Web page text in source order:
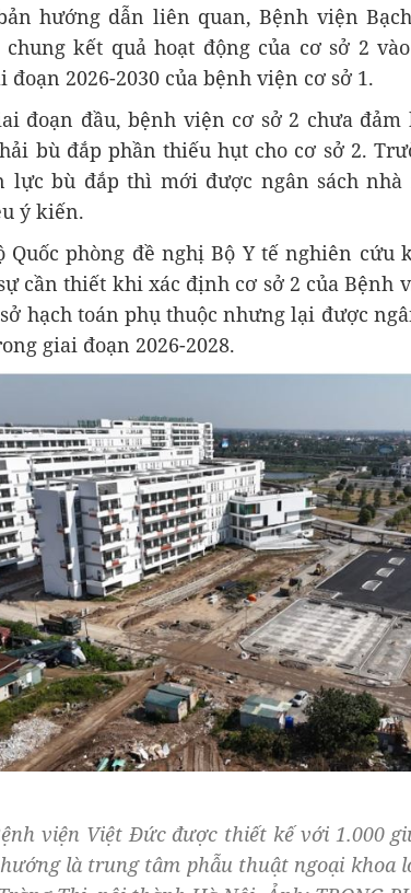
hướng dẫn liên quan, Bệnh viện
chung kết quả hoạt động của cơ sở 2
đoạn 2026-2030 của bệnh viện cơ sở 1.
đoạn đầu, bệnh viện cơ sở 2 chưa
bù đắp phần thiếu hụt cho cơ sở 2.
lực bù đắp thì mới được ngân sách nhà
ý kiến.
Quốc phòng đề nghị Bộ Y tế nghiên cứu
cần thiết khi xác định cơ sở 2 của Bệnh
hạch toán phụ thuộc nhưng lại được
giai đoạn 2026-2028.
viện Việt Đức được thiết kế với 1.000
là trung tâm phẫu thuật ngoại khoa